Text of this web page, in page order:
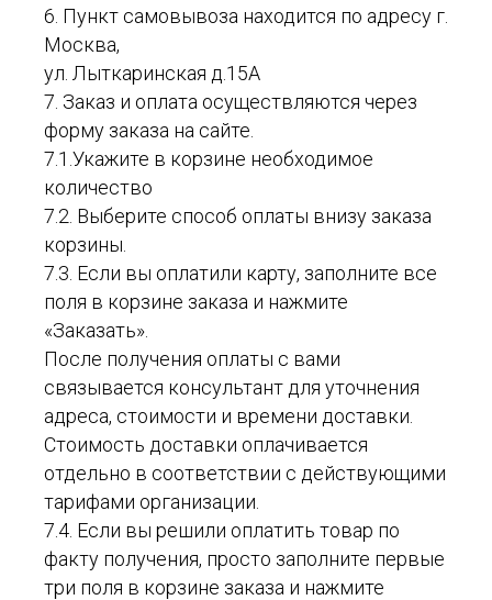
6. Пункт самовывоза находится по адресу г.
Москва,
ул. Лыткаринская д.15А
7. Заказ и оплата осуществляются через
форму заказа на сайте.
7.1.Укажите в корзине необходимое
количество
7.2. Выберите способ оплаты внизу заказа
корзины.
7.3. Если вы оплатили карту, заполните все
поля в корзине заказа и нажмите
«Заказать».
После получения оплаты с вами
связывается консультант для уточнения
адреса, стоимости и времени доставки.
Стоимость доставки оплачивается
отдельно в соответствии с действующими
тарифами организации.
7.4. Если вы решили оплатить товар по
факту получения, просто заполните первые
три поля в корзине заказа и нажмите